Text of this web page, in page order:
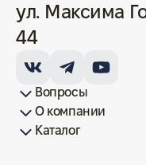
Вопросы
Как купить/продать
Условия оплаты
Условия доставки
Гарантия на товар
Возврат монет
Карта сайта
О компании
Франшиза
История
Вопрос-ответ
Отзывы
Лицензии и документы
Контакты офисов
Новости
БлогКаталог
ул. Максима
44